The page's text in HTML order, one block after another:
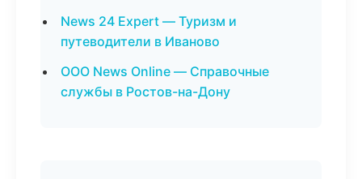
News 24 Expert — Туризм и
путеводители в Иваново
ООО News Online — Справочные
службы в Ростов-на-Дону